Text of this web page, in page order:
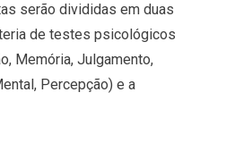
serão divididas em duas
de testes psicológicos
Memória, Julgamento,
Percepção) e a